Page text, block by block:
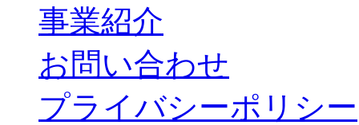
事業紹介
お問い合わせ
プライバシーポリシー